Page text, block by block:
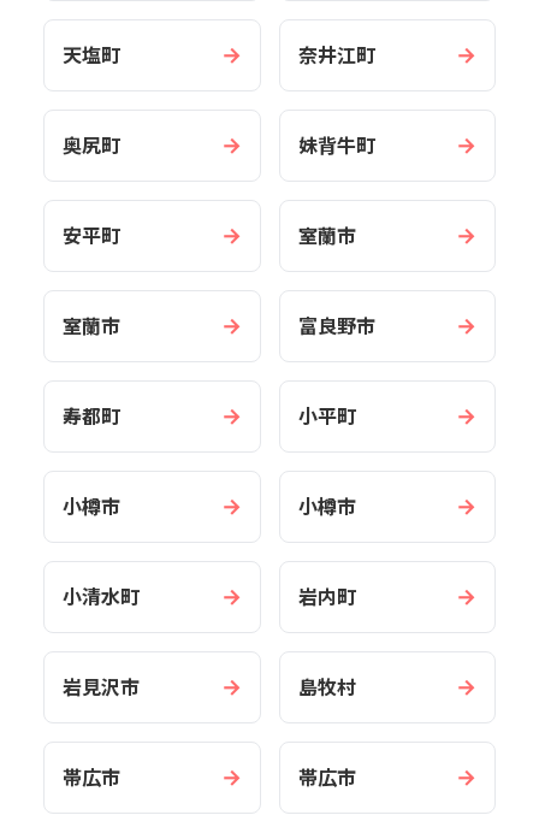
天塩町 → 奈井江町 →
奥尻町 → 妹背牛町 →
安平町 → 室蘭市 →
室蘭市 → 富良野市 →
寿都町 → 小平町 →
小樽市 → 小樽市 →
小清水町 → 岩内町 →
岩見沢市 → 島牧村 →
帯広市 → 帯広市 →